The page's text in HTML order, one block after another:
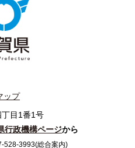
ップ
目1番1号
行政機構ページから
528-3993(総合案内)